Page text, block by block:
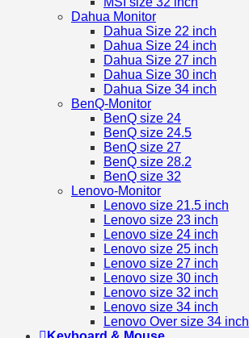
Dahua Monitor
Dahua Size 22 inch
Dahua Size 24 inch
Dahua Size 27 inch
Dahua Size 30 inch
Dahua Size 34 inch
BenQ-Monitor
BenQ size 24
BenQ size 24.5
BenQ size 27
BenQ size 28.2
BenQ size 32
Lenovo-Monitor
Lenovo size 21.5 inch
Lenovo size 23 inch
Lenovo size 24 inch
Lenovo size 25 inch
Lenovo size 27 inch
Lenovo size 30 inch
Lenovo size 32 inch
Lenovo size 34 inch
Lenovo Over size 34 inch